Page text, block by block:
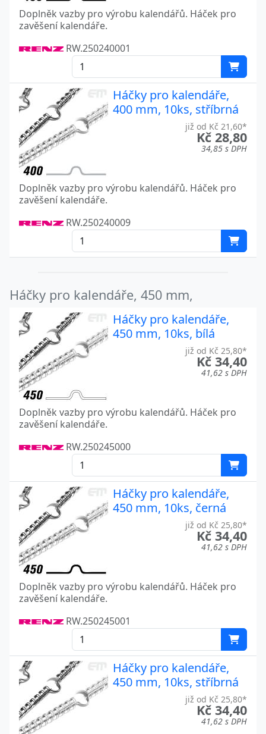
Doplněk vazby pro výrobu kalendářů. Háček pro
zavěšení kalendáře.
RW.250240001
Háčky pro kalendáře,
400 mm, 10ks, stříbrná
již od Kč 21,60*
Kč 28,80
34,85 s DPH
Doplněk vazby pro výrobu kalendářů. Háček pro
zavěšení kalendáře.
RW.250240009
Háčky pro kalendáře, 450 mm,
Háčky pro kalendáře,
450 mm, 10ks, bílá
již od Kč 25,80*
Kč 34,40
41,62 s DPH
Doplněk vazby pro výrobu kalendářů. Háček pro
zavěšení kalendáře.
RW.250245000
Háčky pro kalendáře,
450 mm, 10ks, černá
již od Kč 25,80*
Kč 34,40
41,62 s DPH
Doplněk vazby pro výrobu kalendářů. Háček pro
zavěšení kalendáře.
RW.250245001
Háčky pro kalendáře,
450 mm, 10ks, stříbrná
již od Kč 25,80*
Kč 34,40
41,62 s DPH